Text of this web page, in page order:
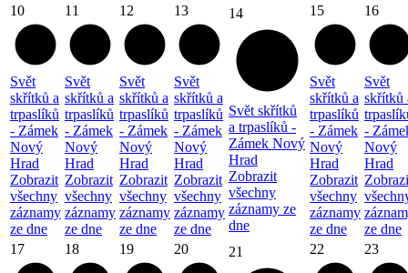
10
Svět
skřítků a
trpaslíků
- Zámek
Nový
Hrad
Zobrazit
všechny
záznamy
ze dne
11
Svět
skřítků a
trpaslíků
- Zámek
Nový
Hrad
Zobrazit
všechny
záznamy
ze dne
12
Svět
skřítků a
trpaslíků
- Zámek
Nový
Hrad
Zobrazit
všechny
záznamy
ze dne
13
Svět
skřítků a
trpaslíků
- Zámek
Nový
Hrad
Zobrazit
všechny
záznamy
ze dne
14
Svět skřítků
a trpaslíků -
Zámek Nový
Hrad
Zobrazit
všechny
záznamy ze
dne
15
Svět
skřítků a
trpaslíků
- Zámek
Nový
Hrad
Zobrazit
všechny
záznamy
ze dne
16
Svět
skřítků
-
Nový
Hrad
ze dne
17
18 19 20 21 22 23